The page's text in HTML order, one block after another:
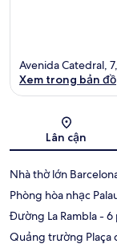
Avenida Catedral,
Xem trong bản đồ
Lân cận
Nhà thờ lớn
Phòng hòa nhạc
Đường La Rambla- 6
Quảng trường Plaça